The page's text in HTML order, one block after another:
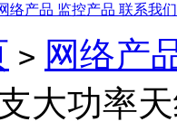
络产品 监控产品 联系我
> 网络产
大功率